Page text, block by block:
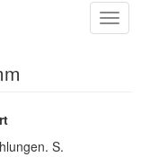
Toggle
S.